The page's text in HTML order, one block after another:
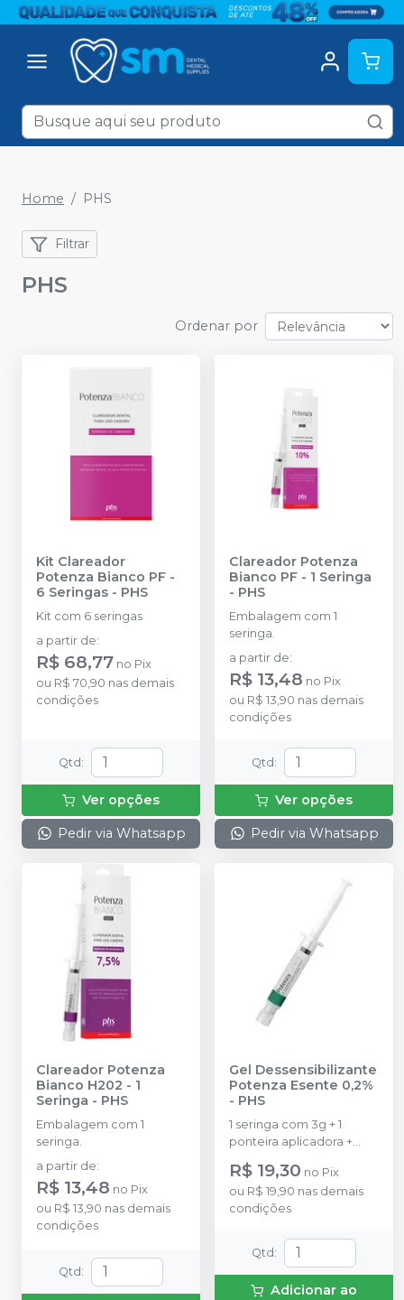
Home PHS
Filtrar
PHS
Ordenar por
Kit Clareador
Potenza Bianco PF -
6 Seringas - PHS
Kit com 6 seringas
a partir de:
R$ 68,77 no Pix
ou R$ 70,90 nas demais
condições
Qtd :
Ver opções
Pedir via Whatsapp
Clareador Potenza
Bianco PF - 1 Seringa
- PHS
Embalagem com 1
seringa.
a partir de:
R$ 13,48 no Pix
ou R$ 13,90 nas demais
condições
Qtd :
Ver opções
Pedir via Whatsapp
Clareador Potenza
Bianco H202 - 1
Seringa - PHS
Embalagem com 1
seringa.
a partir de:
R$ 13,48 no Pix
ou R$ 13,90 nas demais
condições
Qtd :
Gel Dessensibilizante
Potenza Esente 0,2%
- PHS
1 seringa com 3g + 1
ponteira aplicadora +
R$ 19,30 no Pix
ou R$ 19,90 nas demais
condições
Qtd :
Adicionar ao